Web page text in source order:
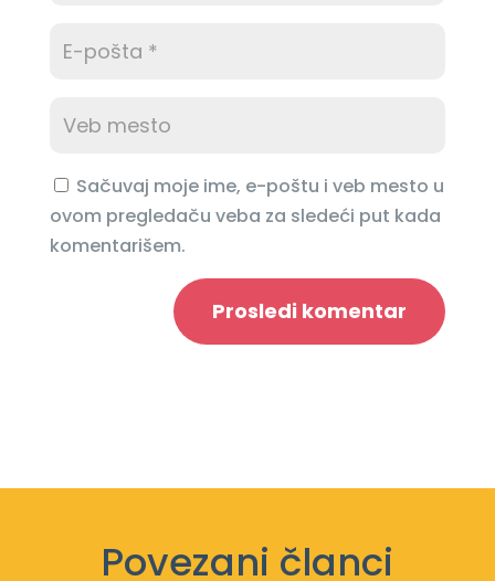
Sačuvaj moje ime, e-poštu i veb mesto u
ovom pregledaču veba za sledeći put kada
komentarišem.
Prosledi komentar
Povezani članci